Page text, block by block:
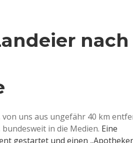
von uns aus ungefähr 40 km
in die Medien. Eine
gestartet und einen